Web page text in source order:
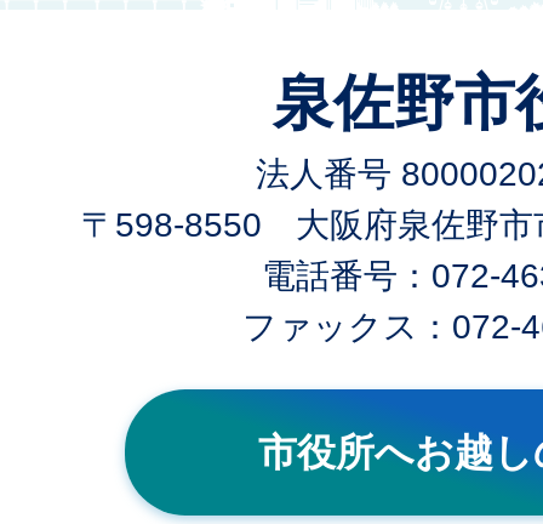
泉佐野市
法人番号
〒598-8550 大阪府泉佐野市
電話番号：072-
ファックス：072-
市役所へお越